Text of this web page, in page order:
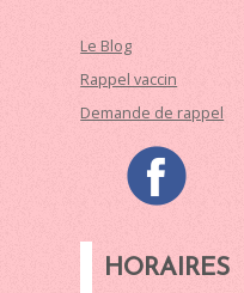
Le Blog
Rappel vaccin
Demande de rappel
HORAIRES